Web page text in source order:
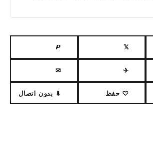
𝕏
𝙋
✈
✉
♡ حفظ ⬇ بدون اتصال